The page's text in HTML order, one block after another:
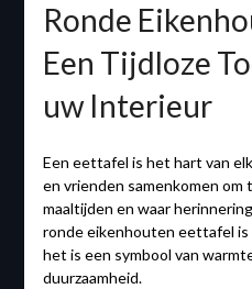
Ronde
Een Tijdloze
uw Interieur
Een eettafel is het hart van
en vrienden samenkomen
maaltijden en waar
ronde eikenhouten eettafel is
het is een symbool van
duurzaamheid.